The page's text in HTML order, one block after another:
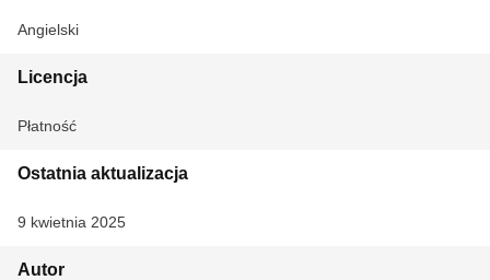
Angielski
Licencja
Płatność
Ostatnia aktualizacja
9 kwietnia 2025
Autor